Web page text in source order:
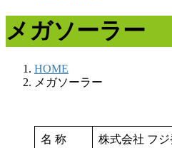
メガソーラー
HOME
メガソーラー
名 称 株式会社 フ